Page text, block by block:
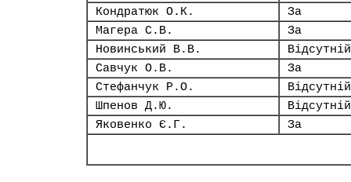
Кондратюк О.К.
За
Магера С.В.
За
Новинський В.В.
Відсутній
Савчук О.В.
За
Стефанчук Р.О.
Відсутній
Шпенов Д.Ю.
Відсутній
Яковенко Є.Г.
За